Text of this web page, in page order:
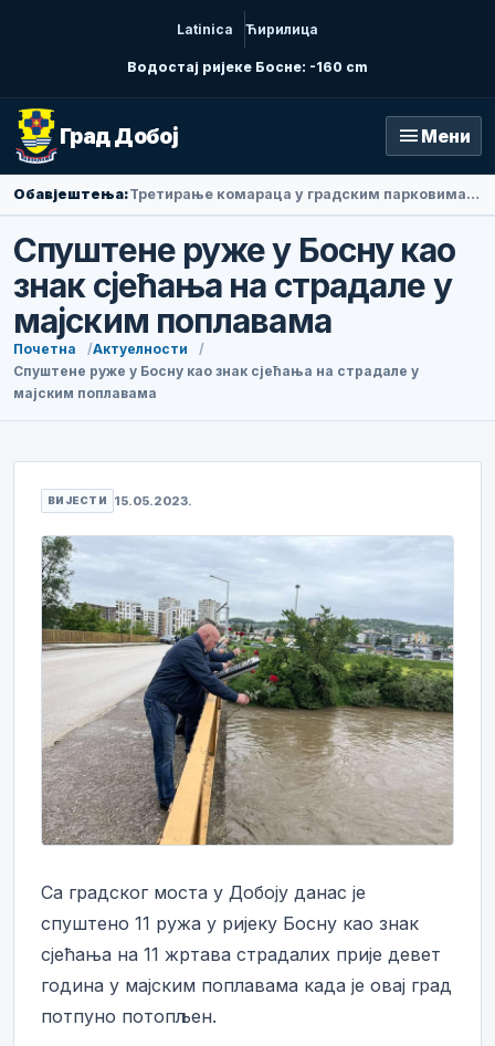
Latinica Ћирилица
Водостај ријеке Босне: -160 cm
Град Добој menu Мени
Обавјештења: Амбасадорка Народне Републике Кине у БиХ Ли Фан посјетила Добој
Спуштене руже у Босну као
знак сјећања на страдале у
мајским поплавама
Почетна
Актуелности
Спуштене руже у Босну као знак сјећања на страдале у
мајским поплавама
ВИЈЕСТИ 15.05.2023.
Са градског моста у Добоју данас је
спуштено 11 ружа у ријеку Босну као знак
сјећања на 11 жртава страдалих прије девет
година у мајским поплавама када је овај град
потпуно потопљен.